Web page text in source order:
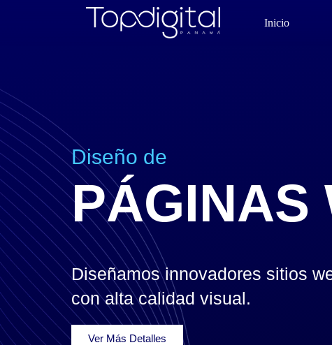
Inicio
Diseño de
PÁGINAS
Diseñamos innovadores sitios
con alta calidad visual.
Ver Más Detalles